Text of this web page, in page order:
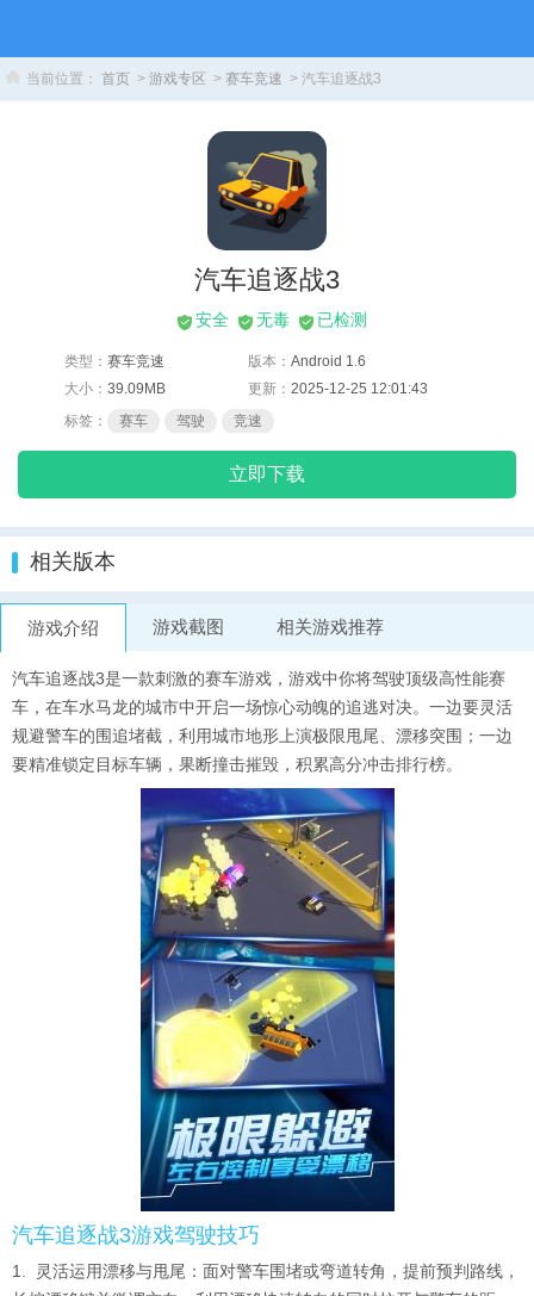
当前位置： 首页 > 游戏专区 > 赛车竞速 > 汽车追逐战3
汽车追逐战3
安全 无毒 已检测
立即下载
类型： 赛车竞速 版本： Android 1.6
大小： 39.09MB 更新： 2025-12-25 12:01:43
标签：
赛车 驾驶 竞速
相关版本
游戏介绍 游戏截图 相关游戏推荐
汽车追逐战3是一款刺激的赛车游戏，游戏中你将驾驶顶级高性能赛
车，在车水马龙的城市中开启一场惊心动魄的追逃对决。一边要灵活
规避警车的围追堵截，利用城市地形上演极限甩尾、漂移突围；一边
要精准锁定目标车辆，果断撞击摧毁，积累高分冲击排行榜。
汽车追逐战3游戏驾驶技巧
1. 灵活运用漂移与甩尾：面对警车围堵或弯道转角，提前预判路线，